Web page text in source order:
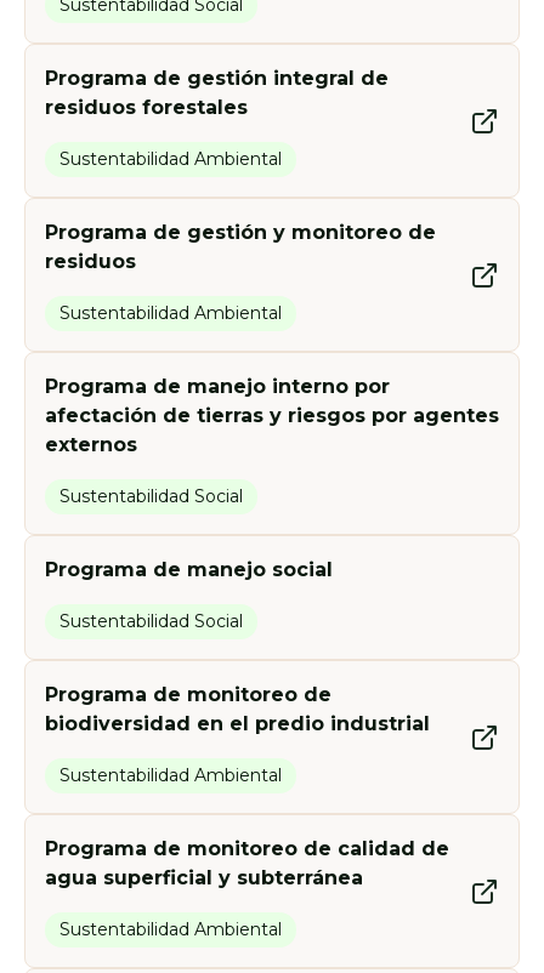
Sustentabilidad Social
Programa de gestión integral de
residuos forestales
Sustentabilidad Ambiental
Programa de gestión y monitoreo de
residuos
Sustentabilidad Ambiental
Programa de manejo interno por
afectación de tierras y riesgos por agentes
externos
Sustentabilidad Social
Programa de manejo social
Sustentabilidad Social
Programa de monitoreo de
biodiversidad en el predio industrial
Sustentabilidad Ambiental
Programa de monitoreo de calidad de
agua superficial y subterránea
Sustentabilidad Ambiental